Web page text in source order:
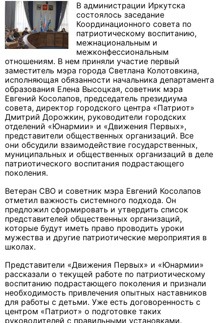
В администрации Иркутска
состоялось заседание
Координационного совета по
патриотическому воспитанию,
межнациональным и
межконфессиональным
отношениям. В нем приняли участие первый
заместитель мэра города Светлана Колотовкина,
исполняющая обязанности начальника департамента
образования Елена Высоцкая, советник мэра
Евгений Косолапов, председатель президиума
совета, директор городского центра «Патриот»
Дмитрий Дорожкин, руководители городских
отделений «Юнармии» и «Движения Первых»,
представители общественных организаций. Все
они обсудили взаимодействие государственных,
муниципальных и общественных организаций в деле
патриотического воспитания подрастающего
поколения.
Ветеран СВО и советник мэра Евгений Косолапов
отметил важность системного подхода. Он
предложил сформировать и утвердить список
представителей общественных организаций,
которые будут иметь право проводить уроки
мужества и другие патриотические мероприятия в
школах.
Представители «Движения Первых» и «Юнармии»
рассказали о текущей работе по патриотическому
воспитанию подрастающего поколения и признали
необходимость привлечения опытных наставников
для работы с детьми. Уже есть договоренность с
центром «Патриот» о подготовке таких
руководителей с правильными установками.